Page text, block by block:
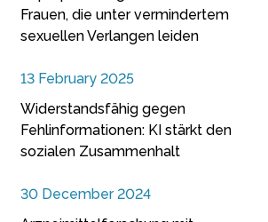
Frauen, die unter vermindertem
sexuellen Verlangen leiden
13 February 2025
Widerstandsfähig gegen
Fehlinformationen: KI stärkt den
sozialen Zusammenhalt
30 December 2024